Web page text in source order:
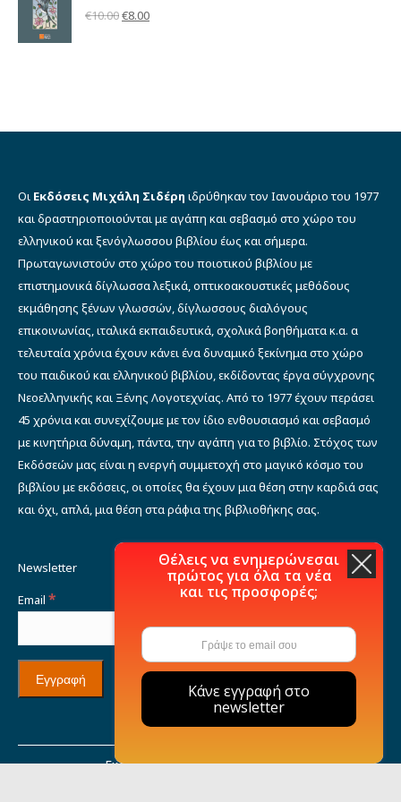
με5.00από 5
€10.00Original
€8.00Η
Οι Εκδόσεις Μιχάλη Σιδέρη ιδρύθηκαν τον Ιανουάριο του 1977
και δραστηριοποιούνται με αγάπη και σεβασμό στο χώρο του
ελληνικού και ξενόγλωσσου βιβλίου έως και σήμερα.
Πρωταγωνιστούν στο χώρο του ποιοτικού βιβλίου με
επιστημονικά δίγλωσσα λεξικά, οπτικοακουστικές μεθόδους
εκμάθησης ξένων γλωσσών, δίγλωσσους διαλόγους
επικοινωνίας, ιταλικά εκπαιδευτικά, σχολικά βοηθήματα κ.α. α
τελευταία χρόνια έχουν κάνει ένα δυναμικό ξεκίνημα στο χώρο
του παιδικού και ελληνικού βιβλίου, εκδίδοντας έργα σύγχρονης
Νεοελληνικής και Ξένης Λογοτεχνίας. Από το 1977 έχουν περάσει
45 χρόνια και συνεχίζουμε με τον ίδιο ενθουσιασμό και σεβασμό
με κινητήρια δύναμη, πάντα, την αγάπη για το βιβλίο. Στόχος των
Εκδόσεών μας είναι η ενεργή συμμετοχή στο μαγικό κόσμο του
βιβλίου με εκδόσεις, οι οποίες θα έχουν μια θέση στην καρδιά σας
και όχι, απλά, μια θέση στα ράφια της βιβλιοθήκης σας.
Newsletter
Email *
Εκδόσεις Μιχάλη Σιδέρη © 2021
Θέλεις να ενημερώνεσαι
πρώτος για όλα τα νέα
και τις προσφορές;
Κάνε εγγραφή στο
newsletter